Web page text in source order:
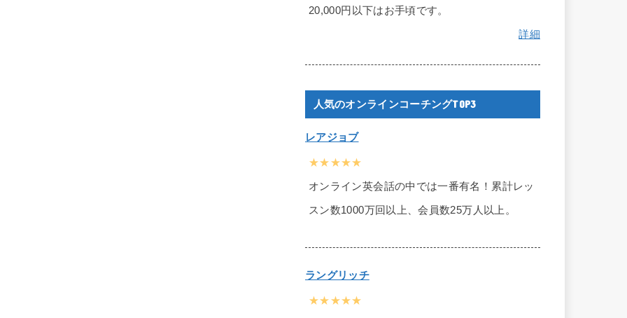
20,000円以下はお手頃です。
詳細
人気のオンラインコーチングTOP3
レアジョブ
★★★★★
オンライン英会話の中では一番有名！累計レッ
スン数1000万回以上、会員数25万人以上。
ラングリッチ
★★★★★